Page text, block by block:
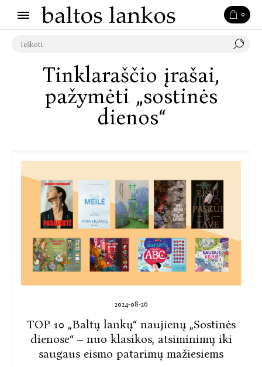
0
Tinklaraščio įrašai,
pažymėti „sostinės
dienos“
2024-08-26
TOP 10 „Baltų lankų“ naujienų „Sostinės
dienose“ – nuo klasikos, atsiminimų iki
saugaus eismo patarimų mažiesiems